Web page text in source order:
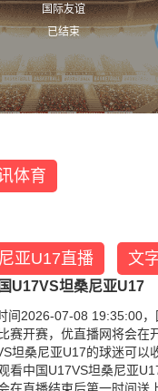
国际友谊
已结束
体育
亚U17直播 文
U17VS坦桑尼亚U17
2026-07-08 19:35:00，
赛开赛，优直播网将会在
坦桑尼亚U17的球迷可以
看中国U17VS坦桑尼亚